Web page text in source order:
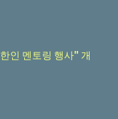
인 멘토링 행사" 개